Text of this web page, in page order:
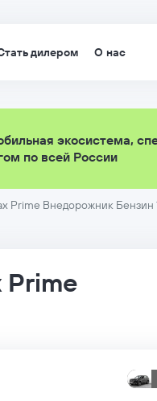
дилером О нас
экосистема,
по всей России
Prime Внедорожник Бензин
Prime